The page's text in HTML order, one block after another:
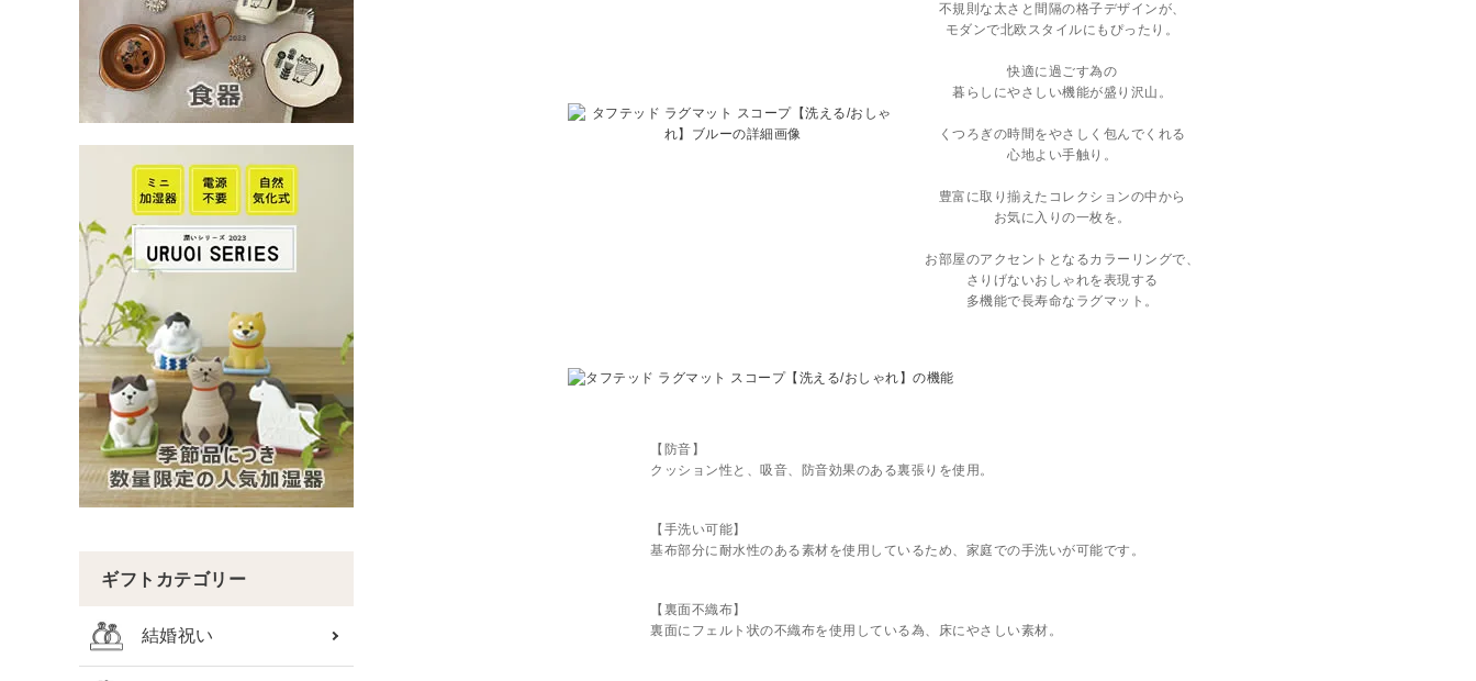
ギフトカテゴリー
結婚祝い
不規則な太さと間隔の格子デザインが、
モダンで北欧スタイルにもぴったり。
快適に過ごす為の
暮らしにやさしい機能が盛り沢山。
くつろぎの時間をやさしく包んでくれる
心地よい手触り。
豊富に取り揃えたコレクションの中から
お気に入りの一枚を。
お部屋のアクセントとなるカラーリングで、
さりげないおしゃれを表現する
多機能で長寿命なラグマット。
【防音】
クッション性と、吸音、防音効果のある裏張りを使用。
【手洗い可能】
基布部分に耐水性のある素材を使用しているため、家庭での手洗いが可能です。
【裏面不織布】
裏面にフェルト状の不織布を使用している為、床にやさしい素材。